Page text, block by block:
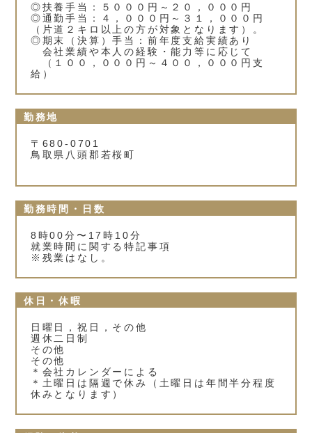
◎扶養手当：５０００円～２０，０００円
◎通勤手当：４，０００円～３１，０００円
（片道２キロ以上の方が対象となります）。
◎期末（決算）手当：前年度支給実績あり
会社業績や本人の経験・能力等に応じて
（１００，０００円～４００，０００円支
給）
勤務地
〒680-0701
鳥取県八頭郡若桜町
勤務時間・日数
8時00分〜17時10分
就業時間に関する特記事項
※残業はなし。
休日・休暇
日曜日，祝日，その他
週休二日制
その他
その他
＊会社カレンダーによる
＊土曜日は隔週で休み（土曜日は年間半分程度
休みとなります）